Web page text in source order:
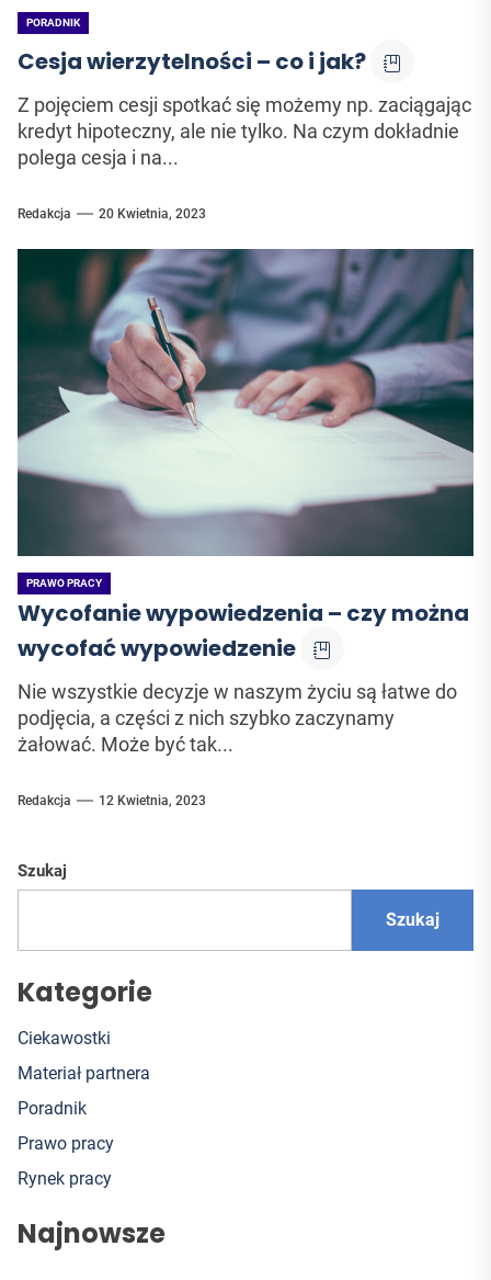
PORADNIK
Cesja wierzytelności – co i jak?
Z pojęciem cesji spotkać się możemy np. zaciągając
kredyt hipoteczny, ale nie tylko. Na czym dokładnie
polega cesja i na...
Redakcja 20 Kwietnia, 2023
PRAWO PRACY
Wycofanie wypowiedzenia – czy można
wycofać wypowiedzenie
Nie wszystkie decyzje w naszym życiu są łatwe do
podjęcia, a części z nich szybko zaczynamy
żałować. Może być tak...
Redakcja 12 Kwietnia, 2023
Szukaj
Szukaj
Kategorie
Ciekawostki
Materiał partnera
Poradnik
Prawo pracy
Rynek pracy
Najnowsze